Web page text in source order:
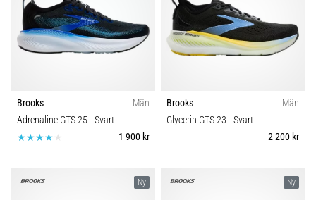
och
efter
löpning
alla
löpare
minst
Carbon
Komfort och dämpning
Kategori
Brooks
Män
Adrenaline GTS 25- Svart
1 900 kr
Brooks
Män
Glycerin GTS 23 - Svart
2 200 kr
Ny Ny